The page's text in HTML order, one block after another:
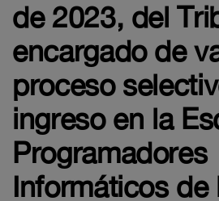
de 2023, del
encargado de
proceso
ingreso en la
Programadores
Informáticos de